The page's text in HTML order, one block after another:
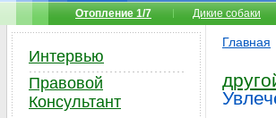
Отопление 1/7
Дикие собаки
Главная
Интервью
Правовой
Консультант